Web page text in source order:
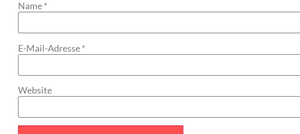
Name*
E-Mail-Adresse*
Website